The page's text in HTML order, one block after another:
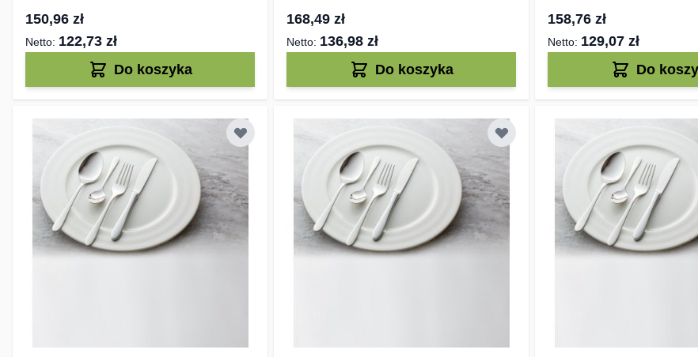
150,96 zł
122,73 zł
Do koszyka
168,49 zł
136,98 zł
Do koszyka
158,76 zł
129,07 zł
Do